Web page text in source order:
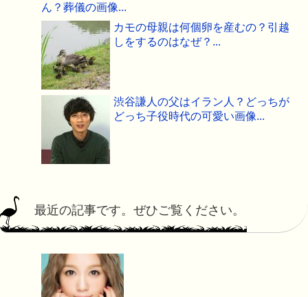
ん？葬儀の画像...
カモの母親は何個卵を産むの？引越
しをするのはなぜ？...
渋谷謙人の父はイラン人？どっちが
どっち子役時代の可愛い画像...
最近の記事です。ぜひご覧ください。